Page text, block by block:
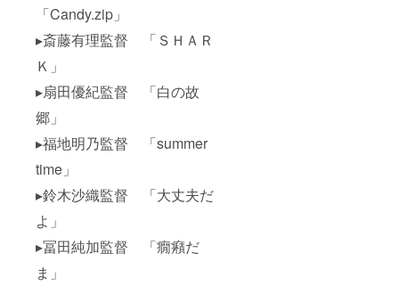
「Candy.zip」
▸斎藤有理監督 「ＳＨＡＲ
Ｋ」
▸扇田優紀監督 「白の故
郷」
▸福地明乃監督 「summer
time」
▸鈴木沙織監督 「大丈夫だ
よ」
▸冨田純加監督 「癇癪だ
ま」